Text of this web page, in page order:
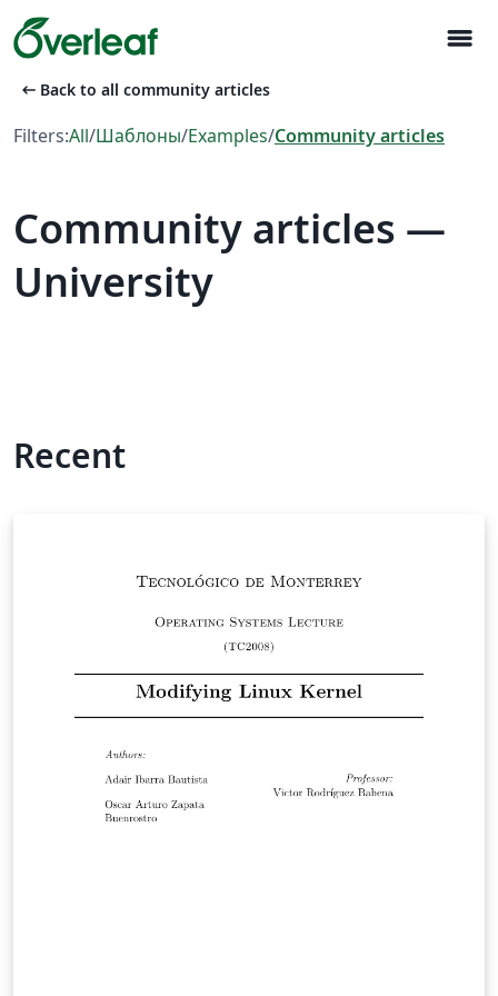
menu
arrow_left_alt Back to all community articles
Filters:All/Шаблоны/Examples/Community articles
Community articles —
University
Recent